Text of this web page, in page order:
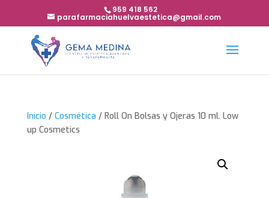
959 418 562
parafarmaciahuelvaestetica@gmail.com
Inicio / Cosmética / Roll On Bolsas y Ojeras 10 ml. Low
up Cosmetics